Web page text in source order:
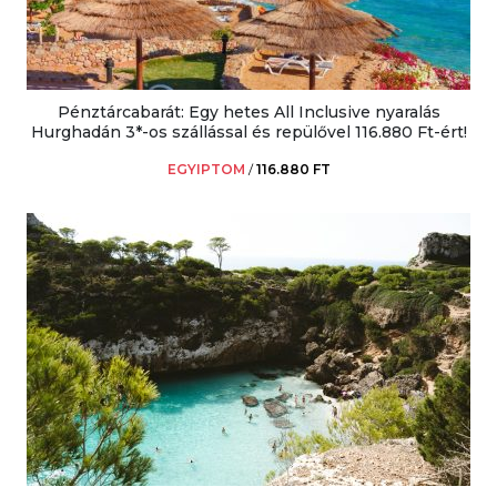
Pénztárcabarát: Egy hetes All Inclusive nyaralás
Hurghadán 3*-os szállással és repülővel 116.880 Ft-ért!
EGYIPTOM /116.880 FT